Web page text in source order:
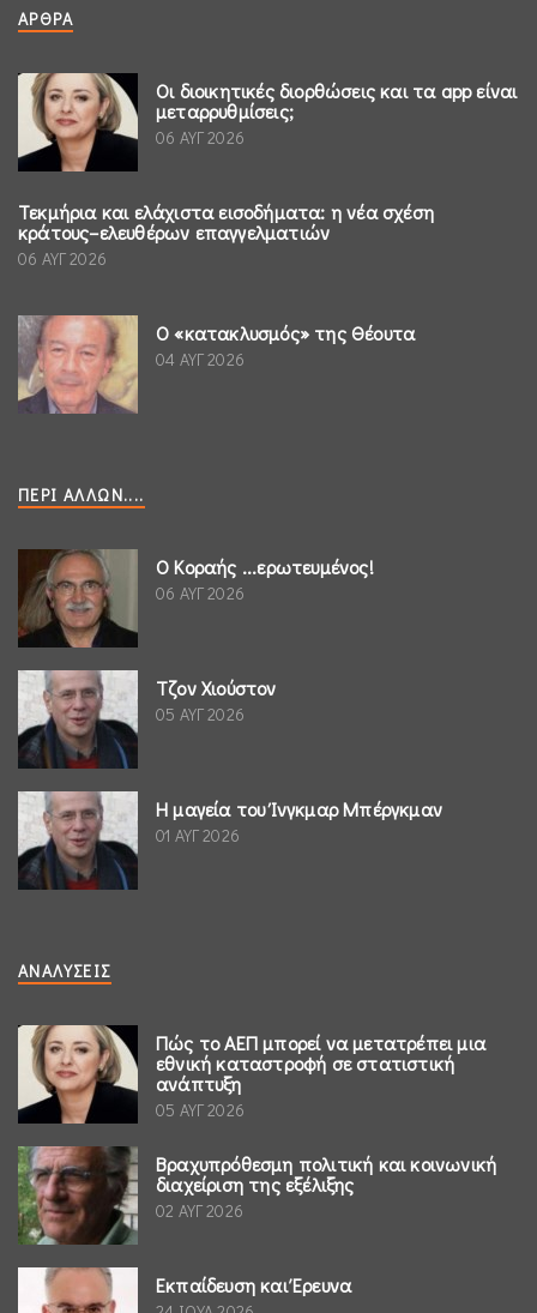
ΆΡΘΡΑ
Οι διοικητικές διορθώσεις και τα app είναι
μεταρρυθμίσεις;
06 ΑΥΓ 2026
Τεκμήρια και ελάχιστα εισοδήματα: η νέα σχέση
κράτους–ελευθέρων επαγγελματιών
06 ΑΥΓ 2026
Ο «κατακλυσμός» της Θέουτα
04 ΑΥΓ 2026
ΠΕΡΊ ΆΛΛΩΝ....
Ο Κοραής ...ερωτευμένος!
06 ΑΥΓ 2026
Τζον Χιούστον
05 ΑΥΓ 2026
Η μαγεία του Ίνγκμαρ Μπέργκμαν
01 ΑΥΓ 2026
ΑΝΑΛΎΣΕΙΣ
Πώς το ΑΕΠ μπορεί να μετατρέπει μια
εθνική καταστροφή σε στατιστική
ανάπτυξη
05 ΑΥΓ 2026
Βραχυπρόθεσμη πολιτική και κοινωνική
διαχείριση της εξέλιξης
02 ΑΥΓ 2026
Εκπαίδευση και Έρευνα